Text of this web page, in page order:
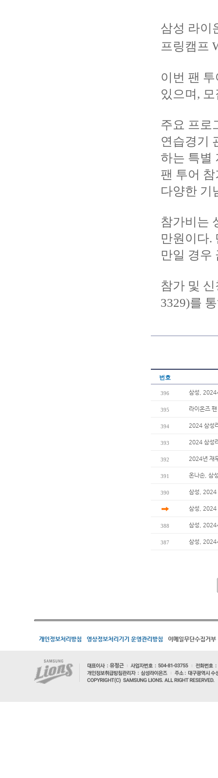
삼성 라이
프링캠프
이번 팬
있으며,
주요 프로
연습경기
하는 특별
팬 투어
다양한 기
참가비는
만원이다.
만일 경우
참가 및
3329)를
번호
396 삼성, 2024
395 라이온즈
394 2024 삼성
393 2024 삼성
392 2024년 재
391 온나손, 삼
390 삼성, 2024
삼성, 2024
388 삼성, 2024
387 삼성, 2024
개인정보처리방침 영상정보처리기기 운영관리방침 이메일무단수집거부